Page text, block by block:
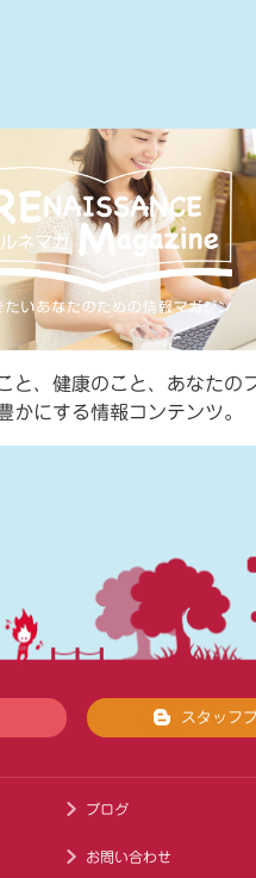
と、健康のこと、あなたの
かにする情報コンテンツ。
スタッフ
ブログ
お問い合わせ